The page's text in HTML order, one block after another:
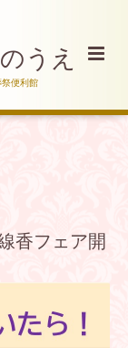
うえ
祭便利館
香フェア開